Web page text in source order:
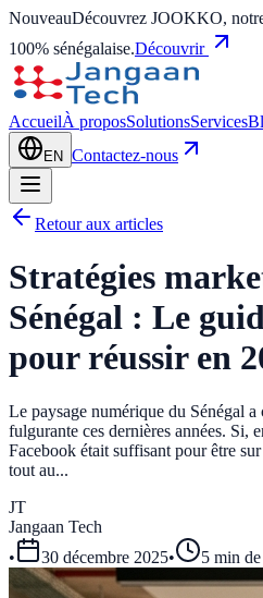
NouveauDécouvrez JOOKKO,
100% sénégalaise.Découvrir
AccueilÀ proposSolutionsServices
EN Contactez-nous
Retour aux articles
Stratégies
Sénégal : Le
pour réussir en
Le paysage numérique du Sénégal
fulgurante ces dernières années. Si,
Facebook était suffisant pour être
tout au...
JT
Jangaan Tech
•
30 décembre 2025• 5 min